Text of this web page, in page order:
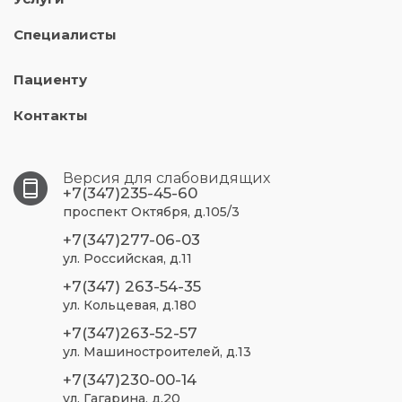
+7(347)232-00-12
Специалисты
Пациенту
Контакты
Версия для слабовидящих
+7(347)235-45-60
проспект Октября, д.105/3
+7(347)277-06-03
ул. Российская, д.11
+7(347) 263-54-35
ул. Кольцевая, д.180
+7(347)263-52-57
ул. Машиностроителей, д.13
+7(347)230-00-14
ул. Гагарина, д.20